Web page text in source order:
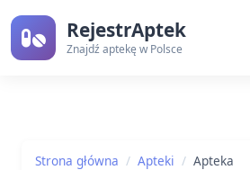
RejestrAptek
Znajdź aptekę w Polsce
Strona główna Apteki Apteka